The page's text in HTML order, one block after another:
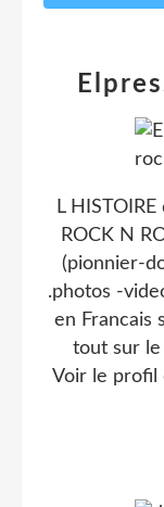
L
ROCK N
(pionnier-
.photos -
en Francais
tout sur
Voir le profil